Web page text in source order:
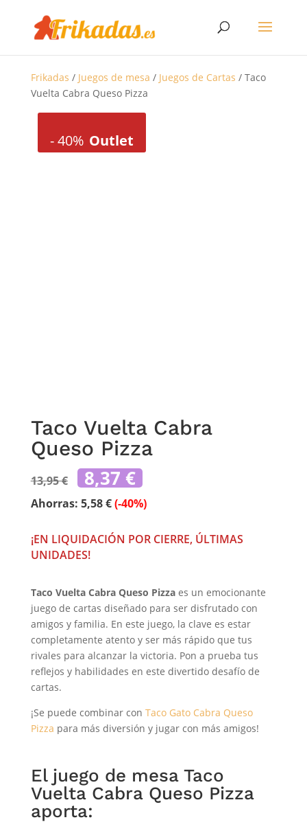
Frikadas / Juegos de mesa / Juegos de Cartas / Taco
Vuelta Cabra Queso Pizza
-40% Outlet
Taco Vuelta Cabra
Queso Pizza
13,95€ El
precio
original
era:
8,37 € El
precio
actual
es:
Ahorras: 5,58€(-40%)
¡EN LIQUIDACIÓN POR CIERRE, ÚLTIMAS
UNIDADES!
Taco Vuelta Cabra Queso Pizzaes un emocionante
juego de cartas diseñado para ser disfrutado con
amigos y familia. En este juego, la clave es estar
completamente atento y ser más rápido que tus
rivales para alcanzar la victoria. Pon a prueba tus
reflejos y habilidades en este divertido desafío de
cartas.
¡Se puede combinar con Taco Gato Cabra Queso
Pizza para más diversión y jugar con más amigos!
El juego de mesa Taco
Vuelta Cabra Queso Pizza
aporta: